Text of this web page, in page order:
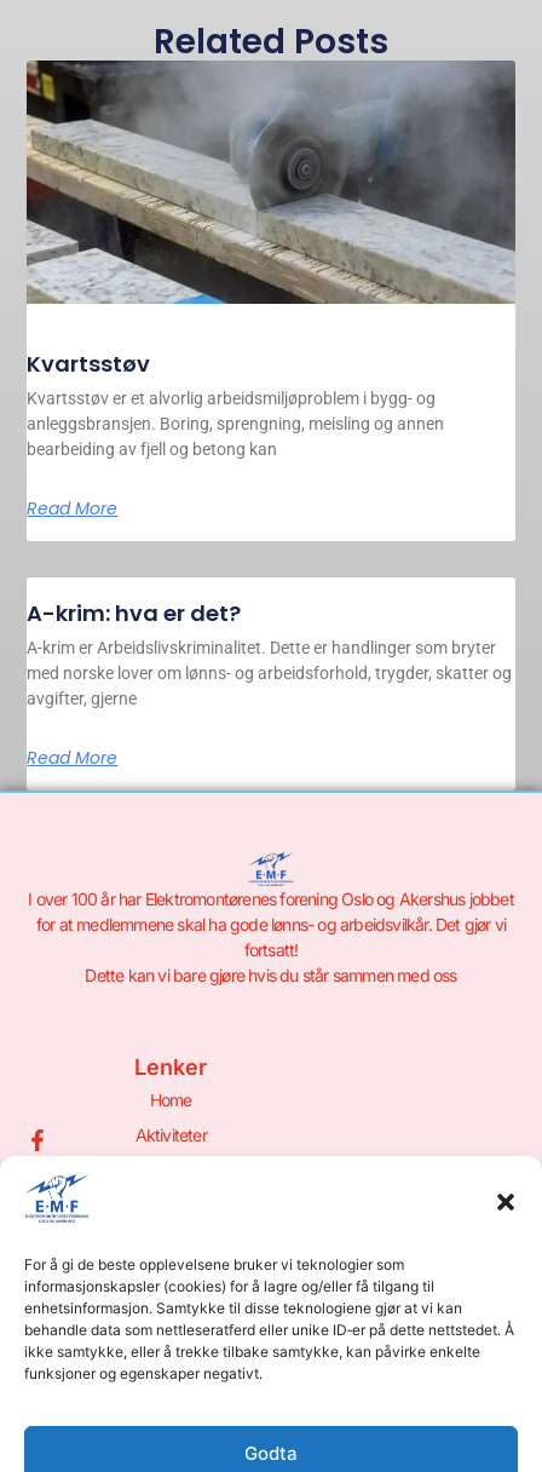
For å gi de beste opplevelsene bruker vi teknologier som
informasjonskapsler (cookies) for å lagre og/eller få tilgang til
enhetsinformasjon. Samtykke til disse teknologiene gjør at vi kan
behandle data som nettleseratferd eller unike ID‑er på dette nettstedet. Å
ikke samtykke, eller å trekke tilbake samtykke, kan påvirke enkelte
funksjoner og egenskaper negativt.
Godta
Related Posts
Kvartsstøv
Kvartsstøv er et alvorlig arbeidsmiljøproblem i bygg- og
anleggsbransjen. Boring, sprengning, meisling og annen
bearbeiding av fjell og betong kan
Read More
A-krim: hva er det?
A-krim er Arbeidslivskriminalitet. Dette er handlinger som bryter
med norske lover om lønns- og arbeidsforhold, trygder, skatter og
avgifter, gjerne
Read More
I over 100 år har Elektromontørenes forening Oslo og Akershus jobbet
for at medlemmene skal ha gode lønns- og arbeidsvilkår. Det gjør vi
fortsatt!
Dette kan vi bare gjøre hvis du står sammen med oss
Lenker
Home
Aktiviteter
Din Side
Kontakt
Østmarkveien 4, 0687 Oslo
23 12 53 00
Man-Fre 0730 - 1530